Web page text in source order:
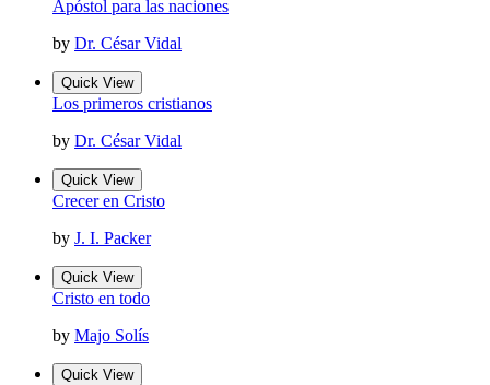
Apóstol para las naciones
by Dr. César Vidal
Quick View
Los primeros cristianos
by Dr. César Vidal
Quick View
Crecer en Cristo
by J. I. Packer
Quick View
Cristo en todo
by Majo Solís
Quick View